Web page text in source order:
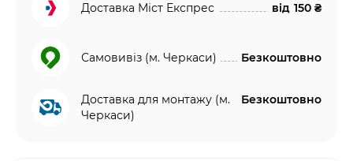
Доставка Міст Експрес від 150 ₴
Самовивіз (м. Черкаси) Безкоштовно
Доставка для монтажу (м.
Черкаси)
Безкоштовно